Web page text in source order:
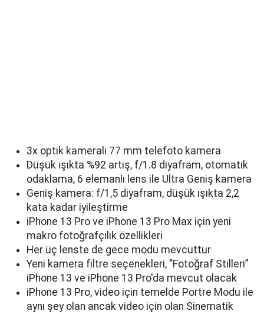
3x optik kameralı 77 mm telefoto kamera
Düşük ışıkta %92 artış, f/1.8 diyafram, otomatik
odaklama, 6 elemanlı lens ile Ultra Geniş kamera
Geniş kamera: f/1,5 diyafram, düşük ışıkta 2,2
kata kadar iyileştirme
iPhone 13 Pro ve iPhone 13 Pro Max için yeni
makro fotoğrafçılık özellikleri
Her üç lenste de gece modu mevcuttur
Yeni kamera filtre seçenekleri, “Fotoğraf Stilleri”
iPhone 13 ve iPhone 13 Pro'da mevcut olacak
iPhone 13 Pro, video için temelde Portre Modu ile
aynı şey olan ancak video için olan Sinematik